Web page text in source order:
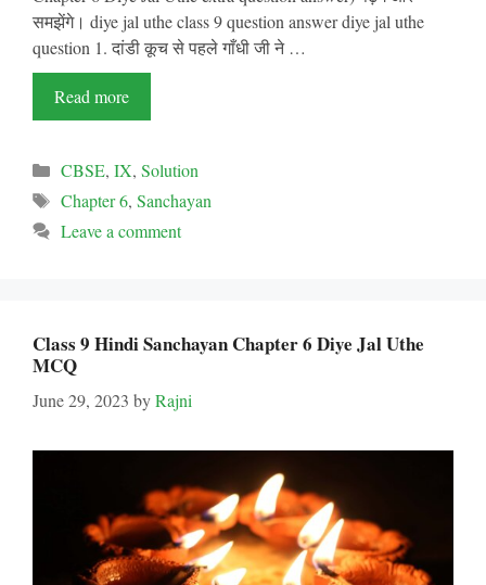
समझेंगे। diye jal uthe class 9 question answer diye jal uthe
question 1. दांडी कूच से पहले गाँधी जी ने …
Read more
Categories
CBSE, IX, Solution
Tags
Chapter 6, Sanchayan
Leave a comment
Class 9 Hindi Sanchayan Chapter 6 Diye Jal Uthe
MCQ
June 29, 2023 byRajni